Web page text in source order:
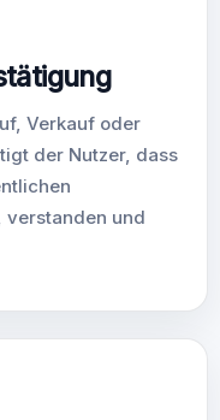
Verkauf oder
der Nutzer, dass
verstanden und